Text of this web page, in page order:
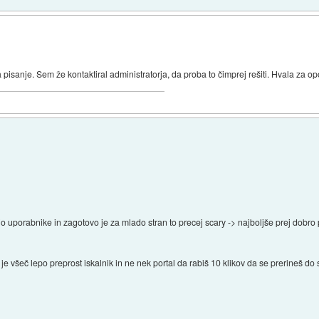
Sem že kontaktiral administratorja, da proba to čimprej rešiti. Hvala za
uporabnike in zagotovo je za mlado stran to precej scary -> najboljše prej
všeč lepo preprost iskalnik in ne nek portal da rabiš 10 klikov da se prerineš